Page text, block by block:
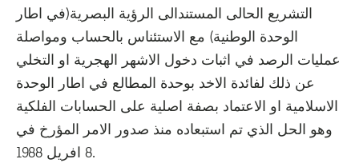
التشريع الحالى المستندالى الرؤية البصرية(في اطار
الوحدة الوطنية) مع الاستئناس بالحساب ومواصلة
عمليات الرصد في اثبات دخول الاشهر الهجرية او التخلي
عن ذلك لفائدة الاخد بوحدة المطالع في اطار الوحدة
الاسلامية او الاعتماد بصفة اصلية على الحسابات الفلكية
وهو الحل الذي تم استبعاده منذ صدور الامر المؤرخ في
8 افريل 1988.